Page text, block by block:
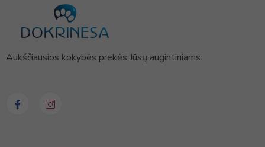
Aukščiausios kokybės prekės Jūsų augintiniams.